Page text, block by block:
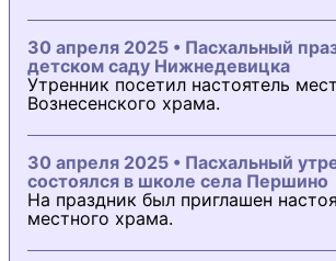
30 апреля 2025 • Пасхальный
детском саду Нижнедевицка
Утренник посетил настоятель
Вознесенского храма.
30 апреля 2025 • Пасхальный
состоялся в школе села Першино
На праздник был приглашен
местного храма.